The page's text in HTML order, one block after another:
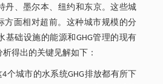
丹、墨尔本、纽约和东京。这些城
方面相对超前。这种城市规模的分
基础设施的能源和GHG管理的现有
得出的关键见解如下：
个城市的水系统GHG排放都有所下